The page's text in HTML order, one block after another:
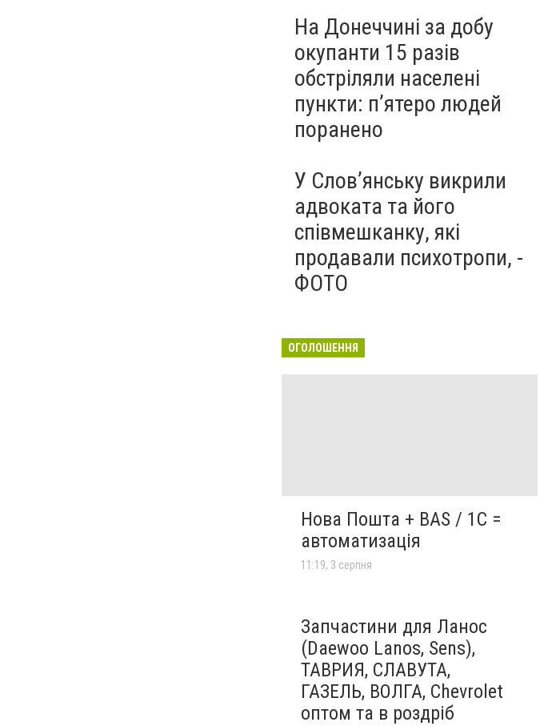
На Донеччині за добу
окупанти 15 разів
обстріляли населені
пункти: пʼятеро людей
поранено
У Слов’янську викрили
адвоката та його
співмешканку, які
продавали психотропи, -
ФОТО
ОГОЛОШЕННЯ
Нова Пошта + BAS / 1C =
автоматизація
11:19, 3 серпня
Запчастини для Ланос
(Daewoo Lanos, Sens),
ТАВРИЯ, СЛАВУТА,
ГАЗЕЛЬ, ВОЛГА, Chevrolet
оптом та в роздріб